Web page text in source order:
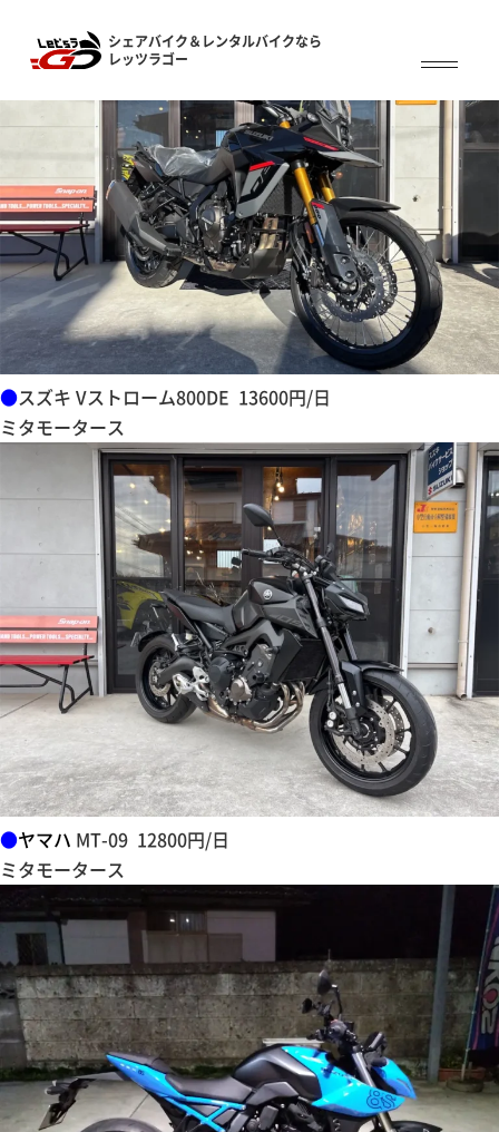
シェアバイク＆レンタルバイクなら
レッツラゴー
●スズキ Vストローム800DE 13600円/日
ミタモータース
●ヤマハ MT-09 12800円/日
ミタモータース